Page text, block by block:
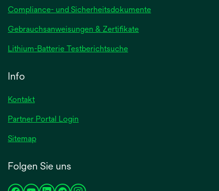
Compliance- und Sicherheitsdokumente
Gebrauchsanweisungen & Zertifikatewird
Lithium-Batterie Testberichtsuchewird
Info
Kontakt
Partner Portal Login
Sitemap
Folgen Sie uns